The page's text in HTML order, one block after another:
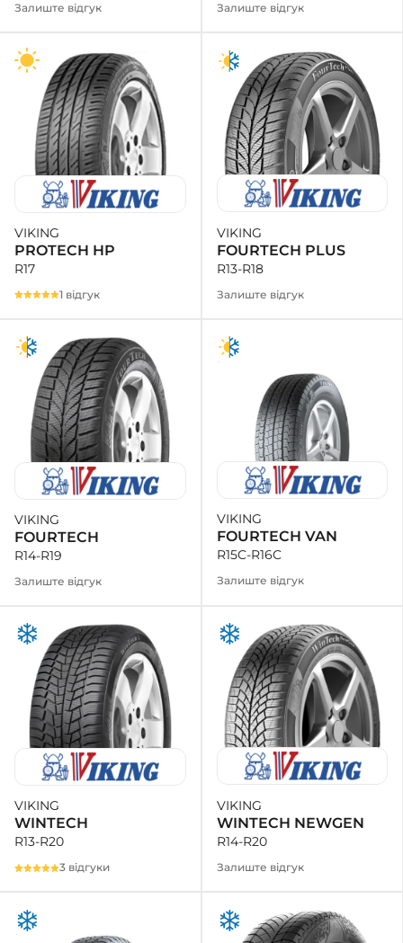
Залиште відгук Залиште відгук
VIKING
PROTECH HP
R17
1 відгук
VIKING
FOURTECH PLUS
R13-R18
Залиште відгук
VIKING
FOURTECH
R14-R19
Залиште відгук
VIKING
FOURTECH VAN
R15C-R16C
Залиште відгук
VIKING
WINTECH
R13-R20
3 відгуки
VIKING
WINTECH NEWGEN
R14-R20
Залиште відгук